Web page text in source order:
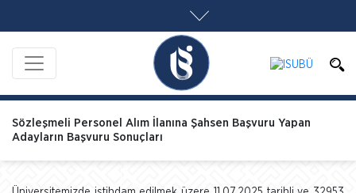
Sözleşmeli Personel Alım İlanına Şahsen Başvuru Yapan
Adayların Başvuru Sonuçları